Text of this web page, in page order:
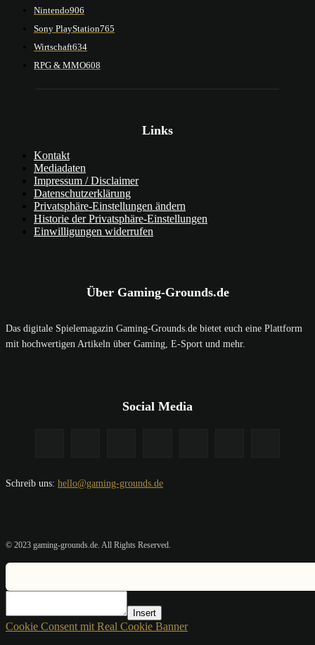
Nintendo906
Sony PlayStation765
Wirtschaft634
RPG & MMO608
Links
Kontakt
Mediadaten
Impressum / Disclaimer
Datenschutzerklärung
Privatsphäre-Einstellungen ändern
Historie der Privatsphäre-Einstellungen
Einwilligungen widerrufen
Über Gaming-Grounds.de
Das digitale Spielemagazin Gaming-Grounds.de bietet euch eine Plattform
mit hochwertigen Artikeln über Gaming, E-Sport und mehr.
Social Media
Schreib uns: hello@gaming-grounds.de
© 2023 gaming-grounds.de. All Rights Reserved.
Insert
Cookie Consent mit Real Cookie Banner